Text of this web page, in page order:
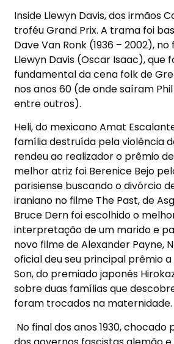
Inside Llewyn Davis, dos irmãos
troféu Grand Prix. A trama foi
Dave Van Ronk (1936 – 2002),
Llewyn Davis (Oscar Isaac), que
fundamental da cena folk de
nos anos 60 (de onde saíram
entre outros).
Heli, do mexicano Amat
família destruída pela violência
rendeu ao realizador o prêmio
melhor atriz foi Berenice Bejo
parisiense buscando o divórcio
iraniano no filme The Past, de
Bruce Dern foi escolhido o
interpretação de um marido e
novo filme de Alexander Payne,
oficial deu seu principal prêmio a
Son, do premiado japonês
sobre duas famílias que
foram trocados na maternidade.
No final dos anos 1930, chocado